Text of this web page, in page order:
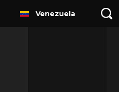
Venezuela